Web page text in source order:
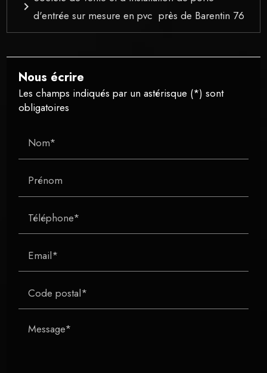
navigate_next
d'entrée sur mesure en pvc près de Barentin 76
Nous écrire
Les champs indiqués par un astérisque (*) sont
obligatoires
Nom*
Prénom
Téléphone*
Email*
Code postal*
Message*